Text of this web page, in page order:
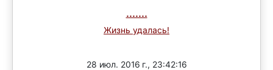
.......
Жизнь удалась!
28 июл. 2016 г., 23:42:16